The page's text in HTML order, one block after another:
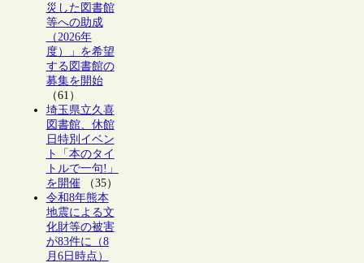
災した図書館
等への助成
（2026年
度）」を希望
する図書館の
募集を開始
（61）
埼玉県立久喜
図書館、休館
日特別イベン
ト「本のタイ
トルで一句!」
を開催（35）
令和8年熊本
地震による文
化財等の被害
が83件に（8
月6日時点）